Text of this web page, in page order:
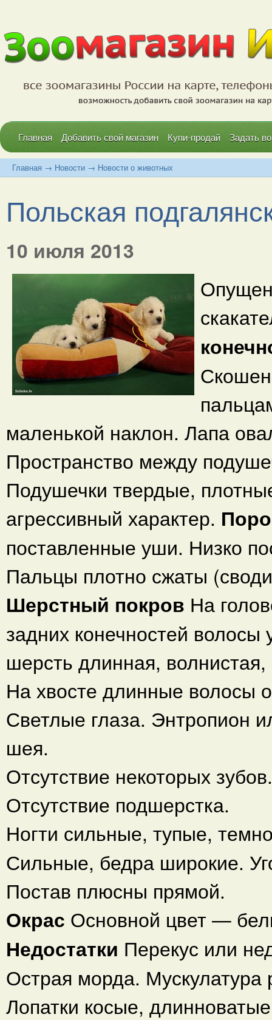
Главная Добавить свой магазин Купи-продай Задать
Главная → Новости → Новости о животных
Польская
10 июля 2013
маленькой наклон. Лапа
Пространство между
Подушечки твердые,
агрессивный характер.
поставленные уши. Низко
Пальцы плотно сжаты
Шерстный покров На
задних конечностей
шерсть длинная,
На хвосте длинные волосы
Светлые глаза. Энтропион
шея.
Отсутствие некоторых
Отсутствие подшерстка.
Ногти сильные, тупые,
Сильные, бедра широкие.
Постав плюсны прямой.
Окрас Основной цвет —
Недостатки Перекус или
Острая морда. Мускулатура
Лопатки косые,